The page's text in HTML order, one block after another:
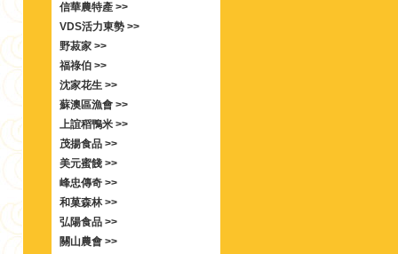
信華農特產 >>
VDS活力東勢 >>
野菽家 >>
福祿伯 >>
沈家花生 >>
蘇澳區漁會 >>
上誼稻鴨米 >>
茂揚食品 >>
美元蜜餞 >>
峰忠傳奇 >>
和菓森林 >>
弘陽食品 >>
關山農會 >>